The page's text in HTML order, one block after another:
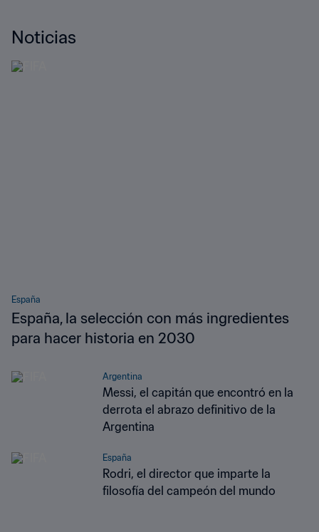
Noticias
España
España, la selección con más ingredientes
para hacer historia en 2030
Argentina
Messi, el capitán que encontró en la
derrota el abrazo definitivo de la
Argentina
España
Rodri, el director que imparte la
filosofía del campeón del mundo